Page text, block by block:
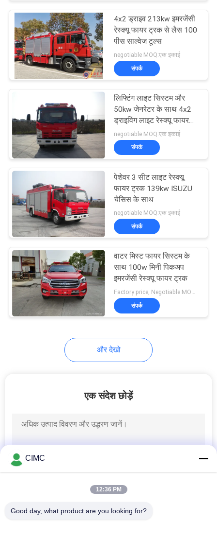
4x2 ड्राइव 213kw इमरजेंसी
रेस्क्यू फायर ट्रक से लैस 100
पीस साल्वेज टूल्स
negotiable MOQ:एक इकाई
संपर्क
लिफ्टिंग लाइट सिस्टम और
50kw जेनरेटर के साथ 4x2
ड्राइविंग लाइट रेस्क्यू फायर
ट्रक
negotiable MOQ:एक इकाई
संपर्क
पेशेवर 3 सीट लाइट रेस्क्यू
फायर ट्रक 139kw ISUZU
चेसिस के साथ
negotiable MOQ:एक इकाई
संपर्क
वाटर मिस्ट फायर सिस्टम के
साथ 100w मिनी पिकअप
इमरजेंसी रेस्क्यू फायर ट्रक
Factory price, Negotiable MOQ:एक इकाई
संपर्क
और देखो
एक संदेश छोड़ें
CIMC
12:36 PM
Good day, what product are you looking for?